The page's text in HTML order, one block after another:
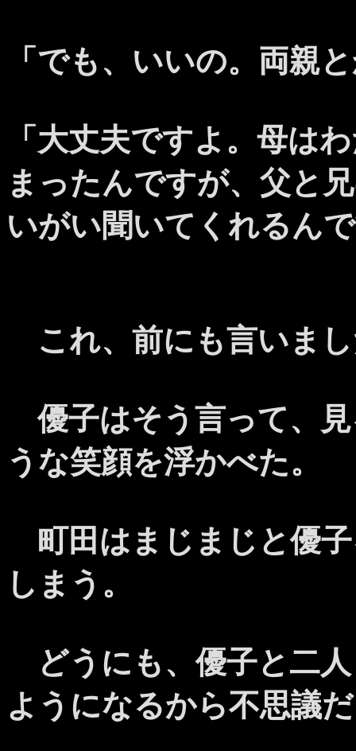
「でも、いいの。両親
「大丈夫ですよ。母は
まったんですが、父と
いがい聞いてくれるん
これ、前にも言いま
優子はそう言って、
うな笑顔を浮かべた。
町田はまじまじと優
しまう。
どうにも、優子と二
ようになるから不思議